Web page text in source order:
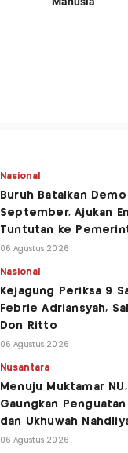
Nasional
Buruh Batalkan
September, Ajukan
Tuntutan ke
06 Agustus 2026
Nasional
Kejagung Periksa 9
Febrie Adriansyah,
Don Ritto
06 Agustus 2026
Nusantara
Menuju Muktamar
Gaungkan
dan Ukhuwah
06 Agustus 2026